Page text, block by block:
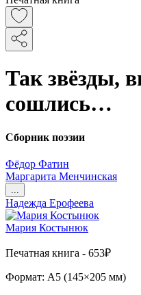
Так звёзды,
сошлись…
Сборник поэзии
Фёдор Фатин
Маргарита Менчинская
...
Надежда Ерофеева
Мария Костынюк
Печатная книга - 653₽
Формат: A5 (145×205 мм)